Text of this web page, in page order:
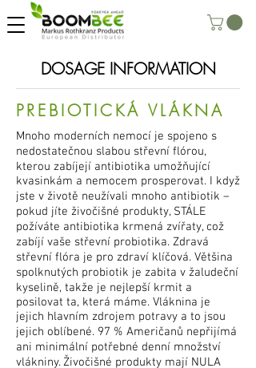
DOSAGE INFORMATION
PREBIOTICKÁ VLÁKNA
Mnoho moderních nemocí je spojeno s
nedostatečnou slabou střevní flórou,
kterou zabíjejí antibiotika umožňující
kvasinkám a nemocem prosperovat. I když
jste v životě neužívali mnoho antibiotik –
pokud jíte živočišné produkty, STÁLE
požíváte antibiotika krmená zvířaty, což
zabíjí vaše střevní probiotika. Zdravá
střevní flóra je pro zdraví klíčová. Většina
spolknutých probiotik je zabita v žaludeční
kyselině, takže je nejlepší krmit a
posilovat ta, která máme. Vláknina je
jejich hlavním zdrojem potravy a to jsou
jejich oblíbené. 97 % Američanů nepřijímá
ani minimální potřebné denní množství
vlákniny. Živočišné produkty mají NULA